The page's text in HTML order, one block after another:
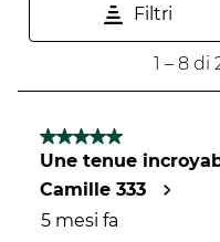
aprirà
modulo
invio.
aprirà
il
modulo
di
il
Filtri
265
recensioni.
1 – 8 di
5 su 5 stelle.
Une tenue
Camille 333
5 mesi fa